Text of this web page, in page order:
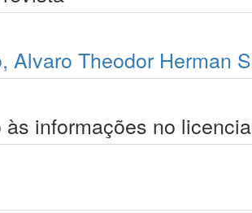
Alvaro Theodor Herman
às informações no